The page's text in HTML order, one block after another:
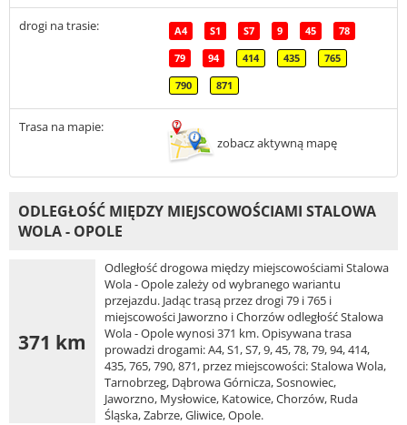
drogi na trasie: A4 S1 S7 9 45 78
79 94 414 435 765
790 871
Trasa na mapie:
zobacz aktywną mapę
ODLEGŁOŚĆ MIĘDZY MIEJSCOWOŚCIAMI STALOWA
WOLA - OPOLE
371 km
Odległość drogowa między miejscowościami Stalowa
Wola - Opole zależy od wybranego wariantu
przejazdu. Jadąc trasą przez drogi 79 i 765 i
miejscowości Jaworzno i Chorzów odległość Stalowa
Wola - Opole wynosi 371 km. Opisywana trasa
prowadzi drogami: A4, S1, S7, 9, 45, 78, 79, 94, 414,
435, 765, 790, 871, przez miejscowości: Stalowa Wola,
Tarnobrzeg, Dąbrowa Górnicza, Sosnowiec,
Jaworzno, Mysłowice, Katowice, Chorzów, Ruda
Śląska, Zabrze, Gliwice, Opole.